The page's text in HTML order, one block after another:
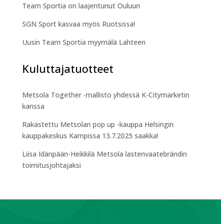
Team Sportia on laajentunut Ouluun
SGN Sport kasvaa myös Ruotsissa!
Uusin Team Sportia myymälä Lahteen
Kuluttajatuotteet
Metsola Together -mallisto yhdessä K-Citymarketin
kanssa
Rakastettu Metsolan pop up -kauppa Helsingin
kauppakeskus Kampissa 13.7.2025 saakka!
Liisa Idänpään-Heikkilä Metsola lastenvaatebrändin
toimitusjohtajaksi